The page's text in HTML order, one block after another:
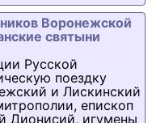
Воронежской
святыни
Русской
поездку
и Лискинский
епископ
Дионисий, игумены